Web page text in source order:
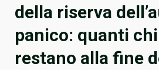
della riserva
panico: quanti
restano alla fine